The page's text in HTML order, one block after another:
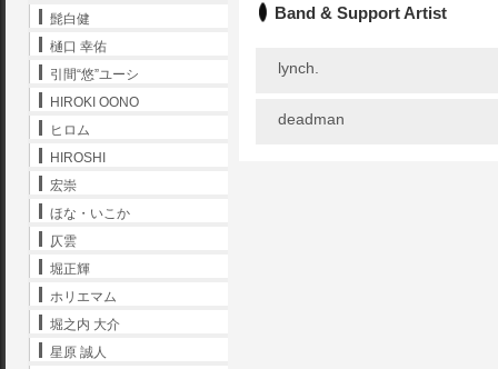
Band & Support Artist
lynch.
deadman
髭白健
樋口 幸佑
引間“悠”ユーシ
HIROKI OONO
ヒロム
HIROSHI
宏崇
ほな・いこか
仄雲
堀正輝
ホリエマム
堀之内 大介
星原 誠人